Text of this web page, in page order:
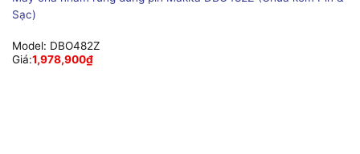
Sạc)
Model: DBO482Z
Giá:1,978,900₫